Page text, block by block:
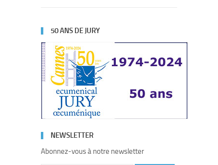
50 ANS DE JURY
NEWSLETTER
Abonnez-vous à notre newsletter